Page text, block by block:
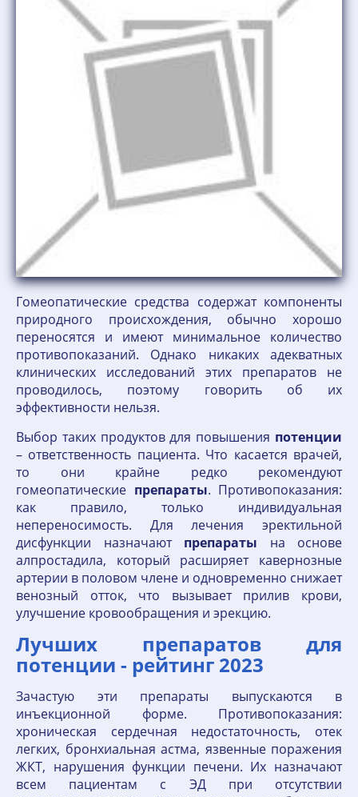
Гомеопатические средства содержат компоненты
природного происхождения, обычно хорошо
переносятся и имеют минимальное количество
противопоказаний. Однако никаких адекватных
клинических исследований этих препаратов не
проводилось, поэтому говорить об их
эффективности нельзя.
Выбор таких продуктов для повышения потенции
– ответственность пациента. Что касается врачей,
то они крайне редко рекомендуют
гомеопатические препараты. Противопоказания:
как правило, только индивидуальная
непереносимость. Для лечения эректильной
дисфункции назначают препараты на основе
алпростадила, который расширяет кавернозные
артерии в половом члене и одновременно снижает
венозный отток, что вызывает прилив крови,
улучшение кровообращения и эрекцию.
Лучших препаратов для
потенции - рейтинг 2023
Зачастую эти препараты выпускаются в
инъекционной форме. Противопоказания:
хроническая сердечная недостаточность, отек
легких, бронхиальная астма, язвенные поражения
ЖКТ, нарушения функции печени. Их назначают
всем пациентам с ЭД при отсутствии